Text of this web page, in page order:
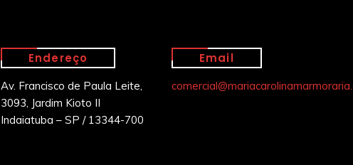
Endereço
Av. Francisco de Paula Leite,
3093, Jardim Kioto II
Indaiatuba – SP / 13344-700
Email